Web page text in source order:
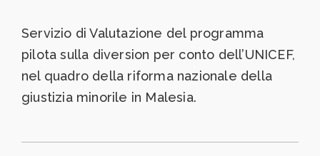
Servizio di Valutazione del programma
pilota sulla diversion per conto dell’UNICEF,
nel quadro della riforma nazionale della
giustizia minorile in Malesia.